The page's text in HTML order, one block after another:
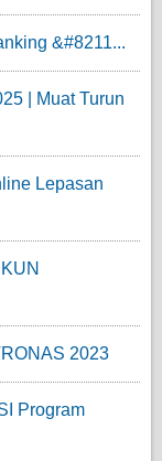
&#8211...
| Muat Turun
Lepasan
2023
Program